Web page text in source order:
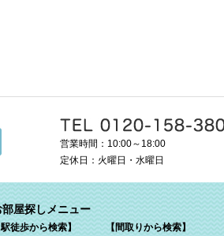
営業時間：10:00～18:00
定休日：火曜日・水曜日
部屋探しメニュー
駅徒歩から検索】 【間取りから検索】